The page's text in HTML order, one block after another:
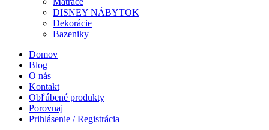
DISNEY NÁBYTOK
Dekorácie
Bazeniky
Domov
Blog
O nás
Kontakt
Obľúbené produkty
Porovnaj
Prihlásenie / Registrácia